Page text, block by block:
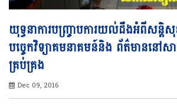
យុទ្ធនាការបញ្ច្រាបការយល់ដឹងអំពី​សន្តិ
បច្ចេកវិទ្យាគមនាគមន៍និង ព័ត៌មាននៅ
គ្រប់គ្រង
Dec 09, 2016